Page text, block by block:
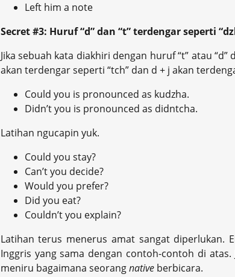
Left him a note
Secret #3: Huruf “d” dan “t” terdengar seperti
Jika sebuah kata diakhiri dengan huruf “t” atau
akan terdengar seperti “tch” dan d + j akan
Could you is pronounced as kudzha.
Didn’t you is pronounced as didntcha.
Latihan ngucapin yuk.
Could you stay?
Can’t you decide?
Would you prefer?
Did you eat?
Couldn’t you explain?
Latihan terus menerus amat sangat diperlukan.
Inggris yang sama dengan contoh-contoh di
meniru bagaimana seorangnative berbicara.